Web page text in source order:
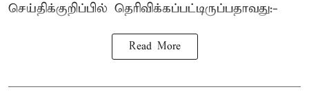
செய்திக்குறிப்பில் தெரிவிக்கப்பட்டிருப்பதாவது:-
Read More